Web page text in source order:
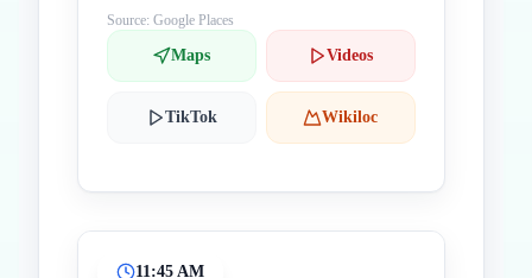
Source: Google Places
Maps Videos
TikTok Wikiloc
11:45 AM